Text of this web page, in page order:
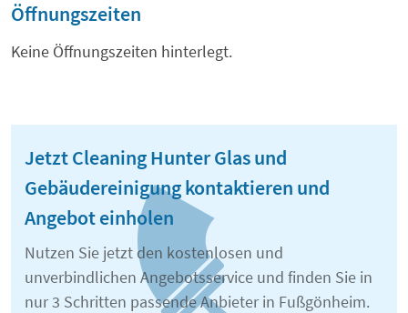
Öffnungszeiten
Keine Öffnungszeiten hinterlegt.
Jetzt Cleaning Hunter Glas und
Gebäudereinigung kontaktieren und
Angebot einholen
Nutzen Sie jetzt den kostenlosen und
unverbindlichen Angebotsservice und finden Sie in
nur 3 Schritten passende Anbieter in Fußgönheim.